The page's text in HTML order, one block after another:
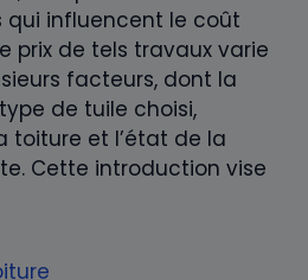
influencent le coût
prix de tels travaux varie
facteurs, dont la
de tuile choisi,
toiture et l’état de la
Cette introduction vise